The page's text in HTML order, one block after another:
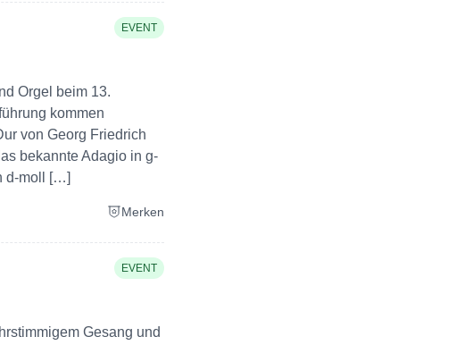
EVENT
Orgel beim 13.
kommen
von Georg Friedrich
bekannte Adagio in g-
d-moll […]
Merken
EVENT
Gesang und